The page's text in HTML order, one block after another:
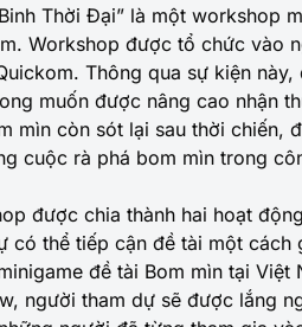
Thời Đại” là một workshop
Workshop được tổ chức vào
Thông qua sự kiện
muốn được nâng cao nhận
mìn còn sót lại sau thời chiến,
cuộc rà phá bom mìn trong
được chia thành hai hoạt
có thể tiếp cận đề tài một cách
đề tài Bom mìn tại Việt
người tham dự sẽ được lắng